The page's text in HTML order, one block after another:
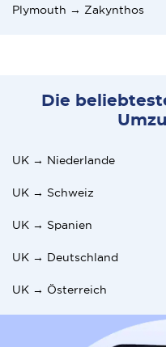
Plymouth → Zakynthos
Die
UK → Niederlande
UK → Schweiz
UK → Spanien
UK → Deutschland
UK → Österreich